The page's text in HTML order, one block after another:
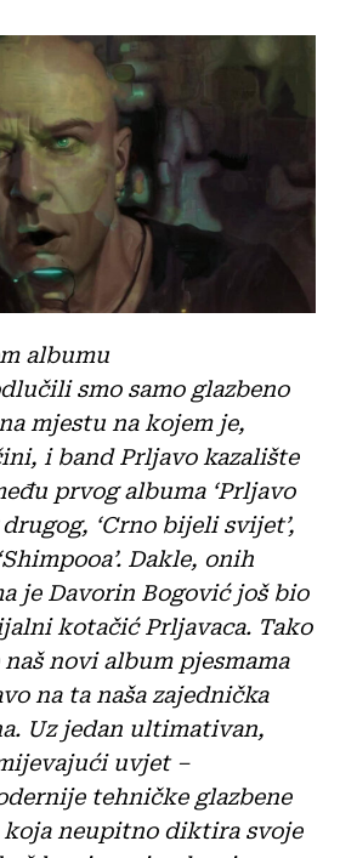
albumu
smo samo glazbeno
mjestu na kojem je,
i band Prljavo kazalište
prvog albuma ‘Prljavo
‘Crno bijeli svijet’,
Dakle, onih
je Davorin Bogović još bio
kotačić Prljavaca. Tako
naš novi album pjesmama
na ta naša zajednička
Uz jedan ultimativan,
uvjet –
tehničke glazbene
koja neupitno diktira svoje